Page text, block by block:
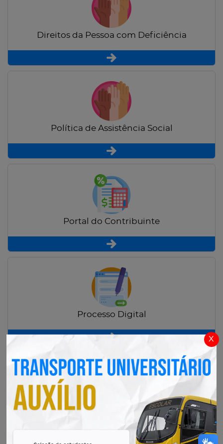
x
Direitos da Pessoa com Deficiência
Política de Assistência Social
Portal do Contribuinte
Processo Digital
Radar Transparência Pública